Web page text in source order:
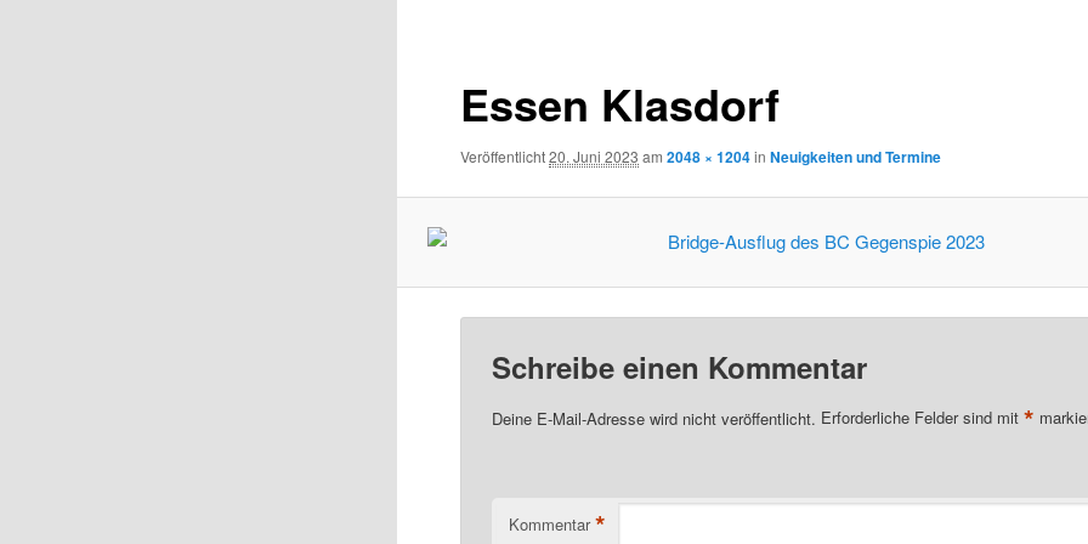
Essen Klasdorf
Veröffentlicht20. Juni 2023 am2048 × 1204inNeuigkeiten und Termine
Schreibe einen Kommentar
Deine E-Mail-Adresse wird nicht veröffentlicht. Erforderliche Felder sind mit *
Kommentar *